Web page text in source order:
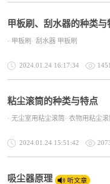
甲板刷、刮水器的种类与
· 甲板刷· 刮水器
2024.01.24 16:17:34 1451
粘尘滚筒的种类与特点
· 无尘室用粘尘滚筒· 衣物用
2024.01.24 15:51:42
吸尘器原理